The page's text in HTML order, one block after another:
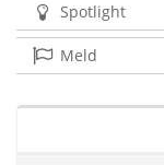
Spotlight
Meld